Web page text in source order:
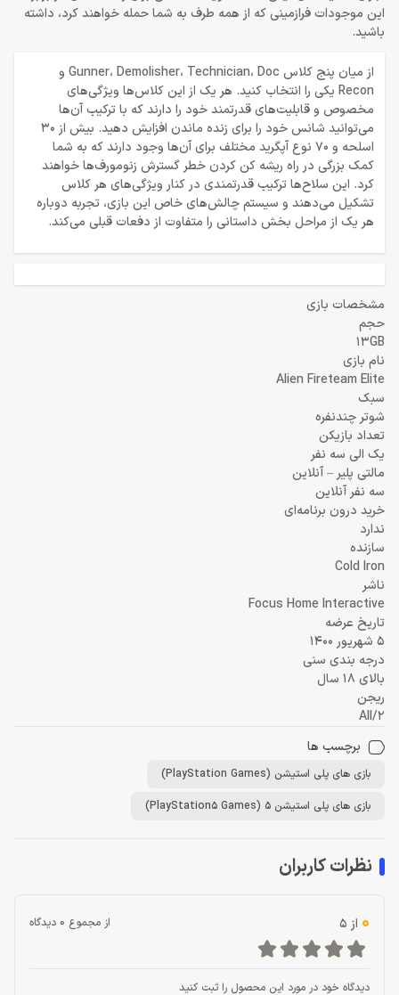
این موجودات فرازمینی که از همه طرف به شما حمله خواهند کرد، داشته
باشید.
از میان پنج کلاس Gunner، Demolisher، Technician، Doc و
Recon یکی را انتخاب کنید. هر یک از این کلاس‌ها ویژگی‌های
مخصوص و قابلیت‌های قدرتمند خود را دارند که با ترکیب آن‌ها
می‌توانید شانس خود را برای زنده ماندن افزایش دهید. بیش از 30
اسلحه و 70 نوع آپگرید مختلف برای آن‌ها وجود دارند که به شما
کمک بزرگی در راه ریشه کن کردن خطر گسترش زنومورف‌ها خواهند
کرد. این سلاح‌ها ترکیب قدرتمندی در کنار ویژگی‌های هر کلاس
تشکیل می‌دهند و سیستم چالش‌های خاص این بازی، تجربه دوباره
هر یک از مراحل بخش داستانی را متفاوت از دفعات قبلی می‌کند.
مشخصات بازی
حجم
13GB
نام بازی
Alien Fireteam Elite
سبک
شوتر چندنفره
تعداد بازیکن
یک الی سه نفر
مالتی پلیر – آنلاین
سه نفر آنلاین
خرید درون برنامه‌ای
ندارد
سازنده
Cold Iron
ناشر
Focus Home Interactive
تاریخ عرضه
5 شهریور 1400
درجه بندی سنی
بالای 18 سال
ریجن
2/All
برچسب ها
بازی های پلی استیشن (PlayStation Games)
بازی های پلی استیشن 5 (PlayStation5 Games)
نظرات کاربران
0 از 5 از مجموع 0 دیدگاه
دیدگاه خود در مورد این محصول را ثبت کنید